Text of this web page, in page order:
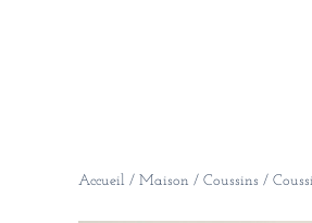
Accueil / Maison / Coussins /